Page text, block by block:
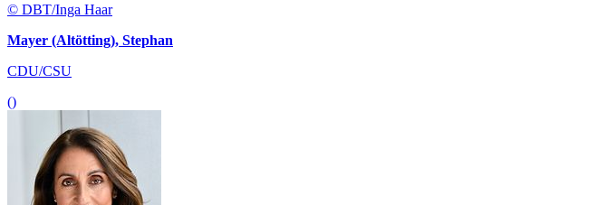
© DBT/Inga Haar
Mayer (Altötting), Stephan
CDU/CSU
()